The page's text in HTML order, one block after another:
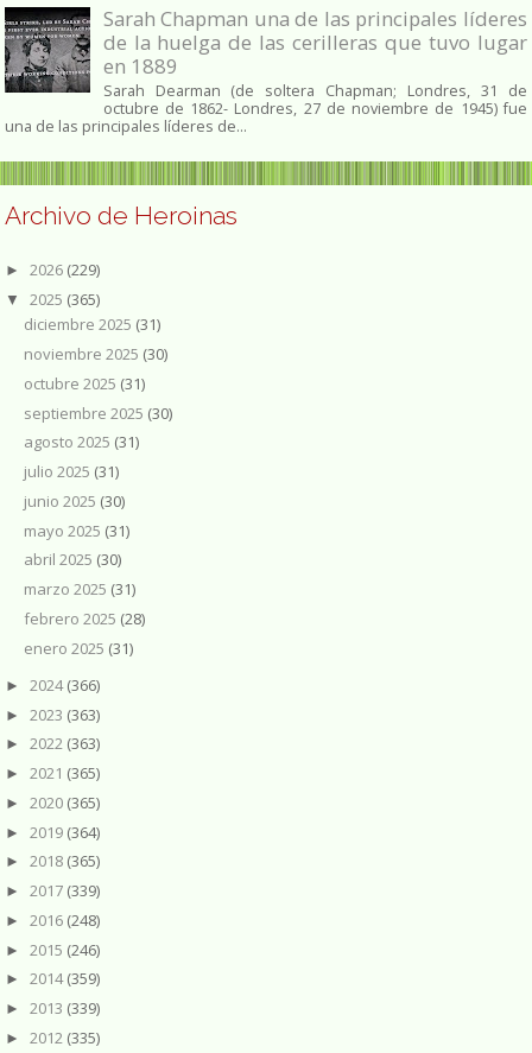
Sarah Chapman una de las principales líderes
de la huelga de las cerilleras que tuvo lugar
en 1889
Sarah Dearman (de soltera Chapman; Londres, 31 de
octubre de 1862​- Londres, 27 de noviembre de 1945)​ fue
una de las principales líderes de...
Archivo de Heroinas
► 2026 (229)
▼ 2025 (365)
diciembre 2025 (31)
noviembre 2025 (30)
octubre 2025 (31)
septiembre 2025 (30)
agosto 2025 (31)
julio 2025 (31)
junio 2025 (30)
mayo 2025 (31)
abril 2025 (30)
marzo 2025 (31)
febrero 2025 (28)
enero 2025 (31)
► 2024(366)
► 2023 (363)
► 2022 (363)
► 2021 (365)
► 2020 (365)
► 2019 (364)
► 2018 (365)
► 2017 (339)
► 2016 (248)
► 2015 (246)
► 2014(359)
► 2013 (339)
► 2012 (335)